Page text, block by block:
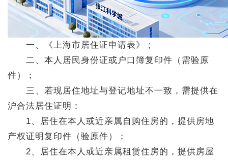
一、《上海市居住证申请表》；
二、本人居民身份证或户口簿复印件（需验原
件）；
三、若现居住地址与登记地址不一致，需提供在
沪合法居住证明：
1、居住在本人或近亲属自购住房的，提供房地
产权证明复印件（验原件）；
2、居住在本人或近亲属租赁住房的，提供房屋